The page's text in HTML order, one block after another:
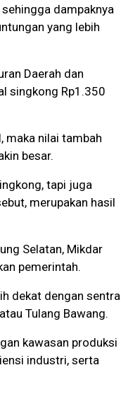
dampaknya
yang lebih
Daerah dan
singkong Rp1.350
maka nilai tambah
besar.
tapi juga
merupakan hasil
Selatan, Mikdar
pemerintah.
dekat dengan sentra
Tulang Bawang.
kawasan produksi
industri, serta